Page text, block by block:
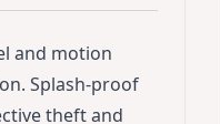
and motion
Splash-proof
theft and